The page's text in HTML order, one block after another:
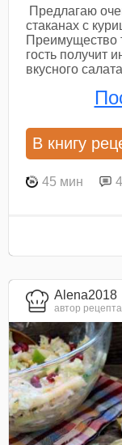
Предлагаю
стаканах с
Преимущество
гость получит
вкусного
В книгу
45 мин 4
Alena2018
автор рецепта